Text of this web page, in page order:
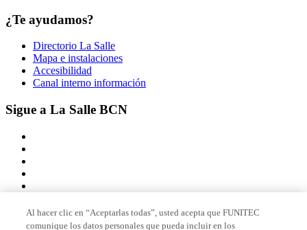
¿Te ayudamos?
Directorio La Salle
Mapa e instalaciones
Accesibilidad
Canal interno información
Sigue a La Salle BCN
Al hacer clic en “Aceptarlas todas”, usted acepta que FUNITEC
comunique los datos personales que pueda incluir en los